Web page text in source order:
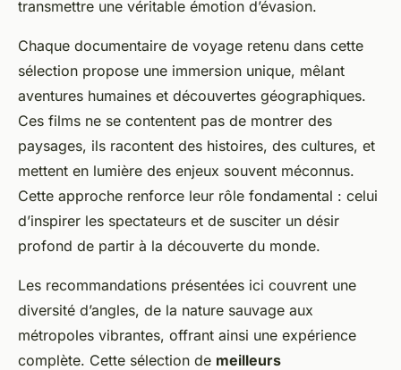
transmettre une véritable émotion d’évasion.
Chaque documentaire de voyage retenu dans cette
sélection propose une immersion unique, mêlant
aventures humaines et découvertes géographiques.
Ces films ne se contentent pas de montrer des
paysages, ils racontent des histoires, des cultures, et
mettent en lumière des enjeux souvent méconnus.
Cette approche renforce leur rôle fondamental : celui
d’inspirer les spectateurs et de susciter un désir
profond de partir à la découverte du monde.
Les recommandations présentées ici couvrent une
diversité d’angles, de la nature sauvage aux
métropoles vibrantes, offrant ainsi une expérience
complète. Cette sélection de meilleurs